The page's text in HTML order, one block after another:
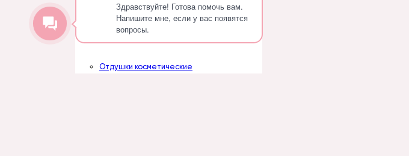
Здравствуйте! Готова помочь вам.
Напишите мне, если у вас появятся
вопросы.
Отдушки косметические